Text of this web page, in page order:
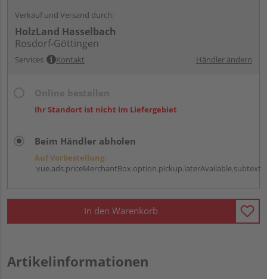
Verkauf und Versand durch:
HolzLand Hasselbach
Rosdorf-Göttingen
Services Kontakt Händler ändern
Ihr Standort ist nicht im Liefergebiet
Beim Händler abholen
Auf Vorbestellung:
vue.ads.priceMerchantBox.option.pickup.laterAvailable.subtext
In den Warenkorb
Artikelinformationen